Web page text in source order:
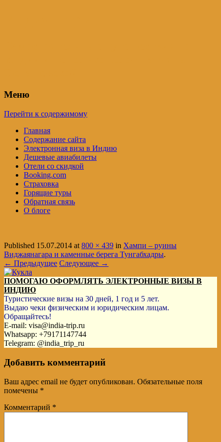
Меню
Перейти к содержимому
Главная
Содержание сайта
Электронная виза в Индию
Дешевые авиабилеты
Отели со скидкой
Booking.com
Страховка
Горящие туры
Обратная связь
О блоге
Published 15.07.2014 at800 × 439 in Хампи – руины
Виджаянагара и каменные берега Тунгабхадры.
← Предыдущее Следующее →
ПОМОГАЮ ОФОРМЛЯТЬ ЭЛЕКТРОННЫЕ ВИЗЫ В
ИНДИЮ
Туристические визы на 30 дней, 1 год и 5 лет.
Выдаю чеки физическим и юридическим лицам.
Обращайтесь!
E-mail: visa@india-trip.ru
Whatsapp: +79171147744
Telegram: @india_trip_ru
Добавить комментарий
Ваш адрес email не будет опубликован. Обязательные поля
помечены *
Комментарий *